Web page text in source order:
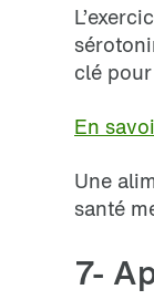
clé
En
Une
santé
7-